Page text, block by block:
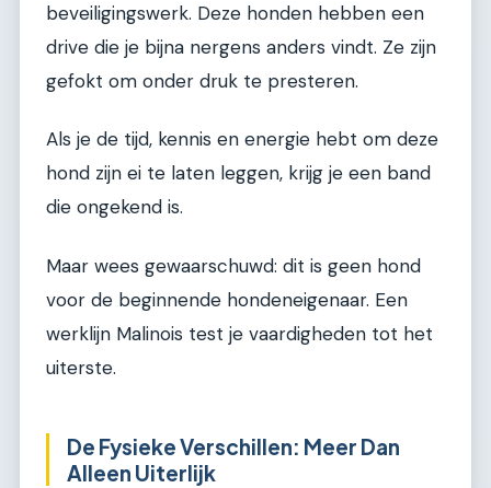
beveiligingswerk. Deze honden hebben een
drive die je bijna nergens anders vindt. Ze zijn
gefokt om onder druk te presteren.
Als je de tijd, kennis en energie hebt om deze
hond zijn ei te laten leggen, krijg je een band
die ongekend is.
Maar wees gewaarschuwd: dit is geen hond
voor de beginnende hondeneigenaar. Een
werklijn Malinois test je vaardigheden tot het
uiterste.
De Fysieke Verschillen: Meer Dan
Alleen Uiterlijk